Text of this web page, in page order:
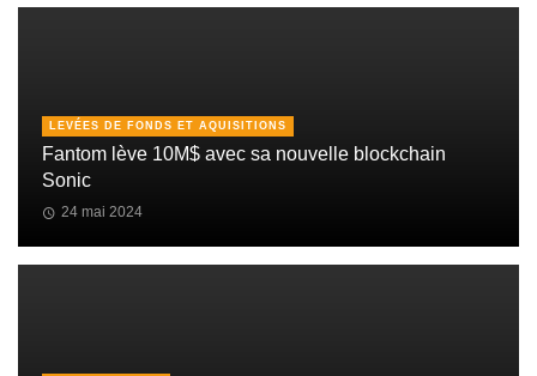
LEVÉES DE FONDS ET AQUISITIONS
Fantom lève 10M$ avec sa nouvelle blockchain
Sonic
24 mai 2024